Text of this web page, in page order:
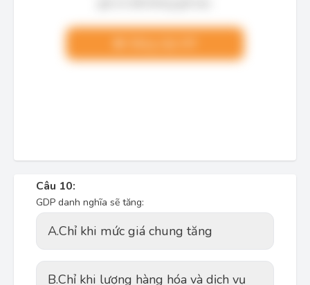
Câu 10:
GDP danh nghĩa sẽ tăng:
A.Chỉ khi mức giá chung tăng
B.Chỉ khi lượng hàng hóa và dịch vụ